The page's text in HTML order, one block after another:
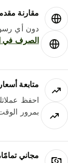
مقارنة
دون أي
الصرف في
متابعة
احفظ
بمرور الوقت.
مجاني تمامًا،